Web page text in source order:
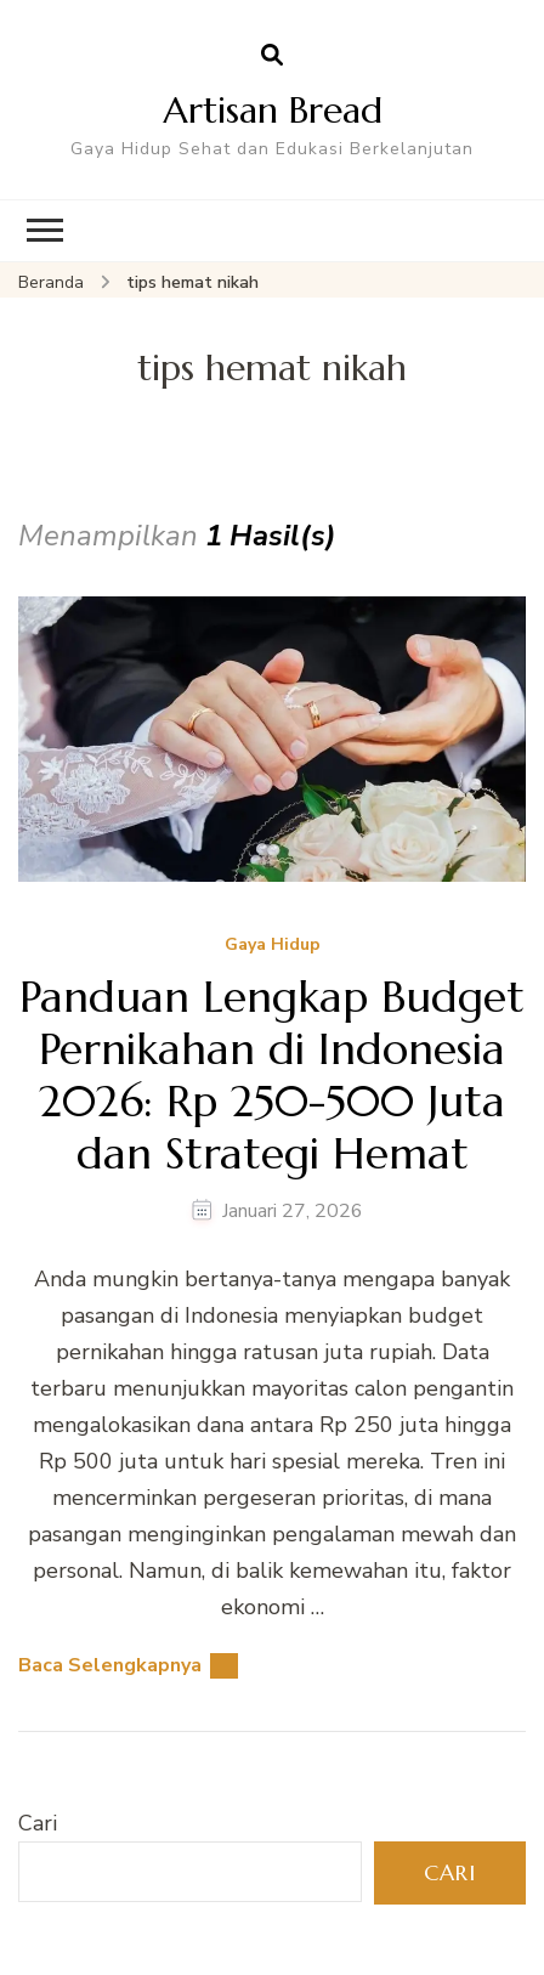
Artisan Bread
Gaya Hidup Sehat dan Edukasi Berkelanjutan
Beranda tips hemat nikah
tips hemat nikah
Menampilkan 1 Hasil(s)
Gaya Hidup
Panduan Lengkap Budget
Pernikahan di Indonesia
2026: Rp 250-500 Juta
dan Strategi Hemat
Januari 27, 2026
Anda mungkin bertanya-tanya mengapa banyak
pasangan di Indonesia menyiapkan budget
pernikahan hingga ratusan juta rupiah. Data
terbaru menunjukkan mayoritas calon pengantin
mengalokasikan dana antara Rp 250 juta hingga
Rp 500 juta untuk hari spesial mereka. Tren ini
mencerminkan pergeseran prioritas, di mana
pasangan menginginkan pengalaman mewah dan
personal. Namun, di balik kemewahan itu, faktor
ekonomi …
Baca Selengkapnya
Cari
CARI